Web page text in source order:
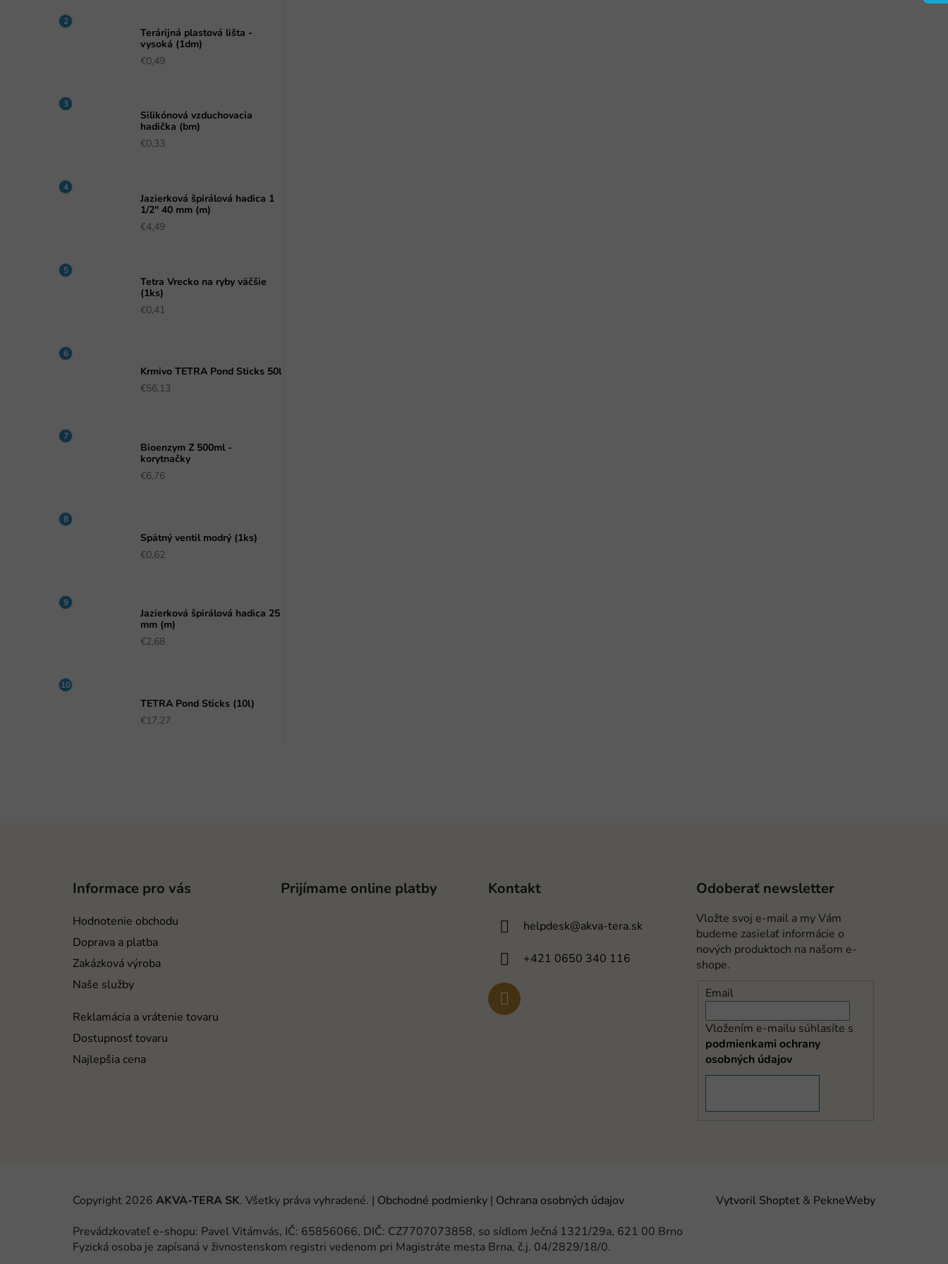
n
Terárijná plastová lišta -
vysoká (1dm)
€0,49
Silikónová vzduchovacia
hadička (bm)
€0,33
Jazierková špirálová hadica 1
1/2" 40 mm (m)
€4,49
Tetra Vrecko na ryby väčšie
(1ks)
€0,41
Krmivo TETRA Pond Sticks 50l
€56,13
Bioenzym Z 500ml -
korytnačky
€6,76
Spätný ventil modrý (1ks)
€0,62
Jazierková špirálová hadica 25
mm (m)
€2,68
TETRA Pond Sticks (10l)
€17,27
Informace pro vás
Hodnotenie obchodu
Doprava a platba
Zakázková výroba
Naše služby
Reklamácia a vrátenie tovaru
Dostupnosť tovaru
Najlepšia cena
Prijímame online platby Kontakt
helpdesk@akva-tera.sk
+421 0650 340 116
Odoberať newsletter
Vložte svoj e-mail a my Vám
budeme zasielať informácie o
nových produktoch na našom e-
shope.
Email
Vložením e-mailu súhlasíte s
podmienkami ochrany
osobných údajov
Vytvoril Shoptet & PekneWeby
Copyright 2026 AKVA-TERA SK. Všetky práva vyhradené. | Obchodné podmienky | Ochrana osobných údajov
Prevádzkovateľ e-shopu: Pavel Vitámvás, IČ: 65856066, DIČ: CZ7707073858, so sídlom Ječná 1321/29a, 621 00 Brno
Fyzická osoba je zapísaná v živnostenskom registri vedenom pri Magistráte mesta Brna, č.j. 04/2829/18/0.